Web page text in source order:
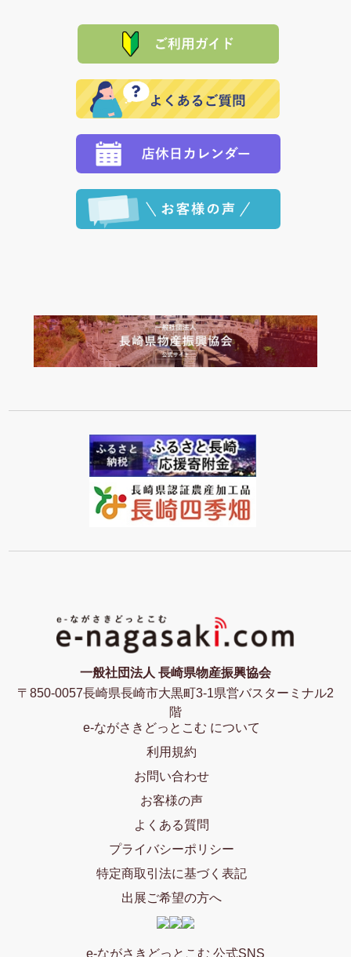
れの生産メーカーからお客様の元へ直送いたしますの
で、 それぞれ個別に送料が必要になります。
品代金を返金いたします。）
その際は誠に申し訳ありませんが、当協会までご注文
願いいたします。
た場合、お客様からの ご入金を確認した後で、商品を
定された場合は、準備出来次第の便にてお送りいたし
ます。 （到着日指定をされている場合は、ご指定の日
程に合わせてお届けいたします。）
一般社団法人 長崎県物産振興協会
〒850-0057長崎県長崎市大黒町3-1県営バスターミナル2
階
e-ながさきどっとこむ について
利用規約
お問い合わせ
お客様の声
よくある質問
プライバシーポリシー
特定商取引法に基づく表記
出展ご希望の方へ
e-ながさきどっとこむ 公式SNS